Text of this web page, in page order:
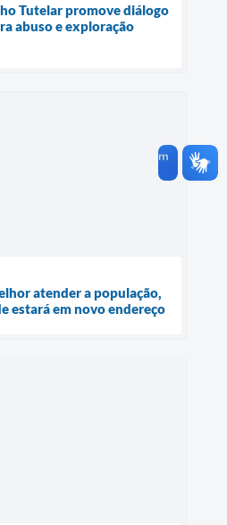
Tutelar promove diálogo
abuso e exploração
atender a população,
estará em novo endereço